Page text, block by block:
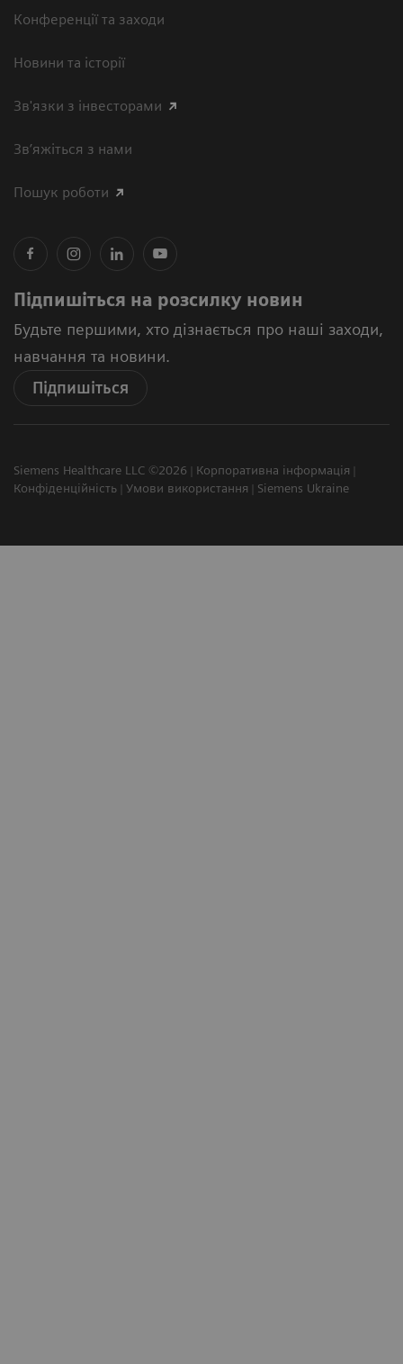
Конференції та заходи
Новини та історії
Зв'язки з інвесторами
Зв’яжіться з нами
Пошук роботи
Підпишіться на розсилку новин
Будьте першими, хто дізнається про наші заходи,
навчання та новини.
Підпишіться
Siemens Healthcare LLC ©2026
Корпоративна інформація
Конфіденційність
Умови використання Siemens Ukraine